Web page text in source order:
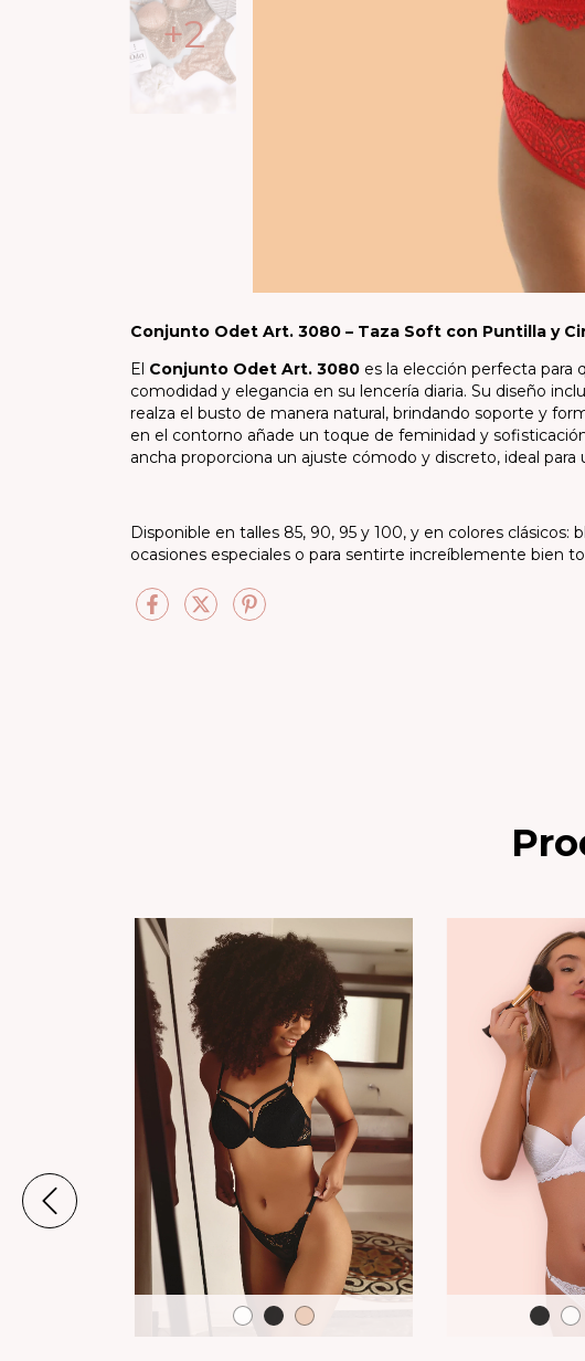
+2
Conjunto Odet Art. 3080 – Taza Soft con Puntilla y
El Conjunto Odet Art. 3080 es la elección perfecta para
comodidad y elegancia en su lencería diaria. Su diseño
realza el busto de manera natural, brindando soporte y
en el contorno añade un toque de feminidad y
ancha proporciona un ajuste cómodo y discreto, ideal para
Disponible en talles 85, 90, 95 y 100, y en colores clásicos:
ocasiones especiales o para sentirte increíblemente bien